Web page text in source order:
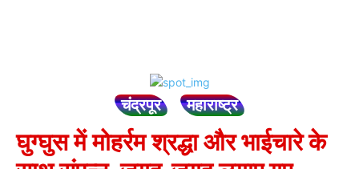
चंद्रपूर महाराष्ट्र
घुग्घुस में मोहर्रम श्रद्धा और भाईचारे के